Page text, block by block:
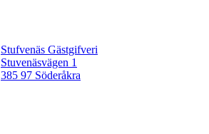
Stufvenäs Gästgifveri
Stuvenäsvägen 1
385 97 Söderåkra